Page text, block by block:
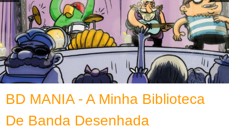
BD MANIA - A Minha Biblioteca
De Banda Desenhada